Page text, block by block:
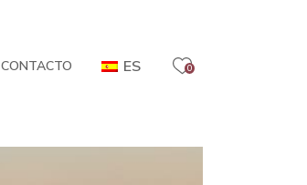
CONTACTO ES 0